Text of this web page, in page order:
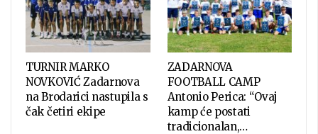
TURNIR MARKO
NOVKOVIĆ Zadarnova
na Brodarici nastupila s
čak četiri ekipe
ZADARNOVA
FOOTBALL CAMP
Antonio Perica: “Ovaj
kamp će postati
tradicionalan,…